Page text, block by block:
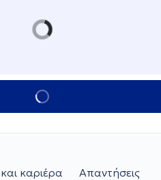
καριέρα Απαντήσεις